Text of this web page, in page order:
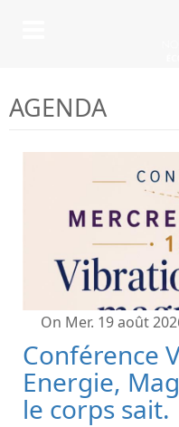
AGENDA
On Mer. 19 août
Conférence
Energie,
le corps sait.